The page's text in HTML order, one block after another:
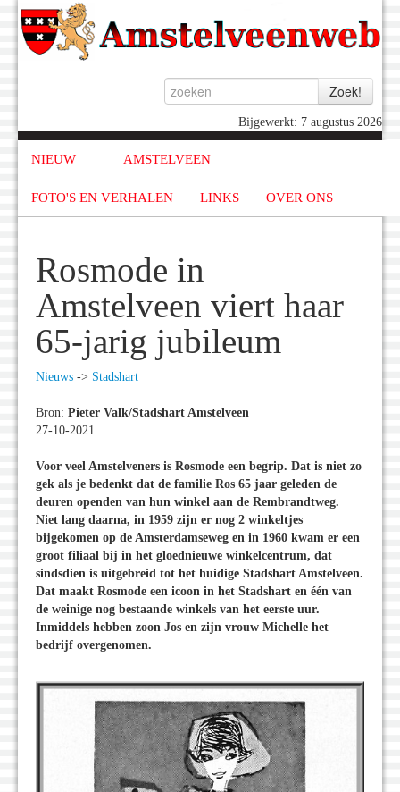
Bijgewerkt: 7 augustus 2026
NIEUW AMSTELVEEN
FOTO'S EN VERHALEN LINKS OVER ONS
Rosmode in
Amstelveen viert haar
65-jarig jubileum
Nieuws -> Stadshart
Bron: Pieter Valk/Stadshart Amstelveen
27-10-2021
Voor veel Amstelveners is Rosmode een begrip. Dat is niet zo
gek als je bedenkt dat de familie Ros 65 jaar geleden de
deuren openden van hun winkel aan de Rembrandtweg.
Niet lang daarna, in 1959 zijn er nog 2 winkeltjes
bijgekomen op de Amsterdamseweg en in 1960 kwam er een
groot filiaal bij in het gloednieuwe winkelcentrum, dat
sindsdien is uitgebreid tot het huidige Stadshart Amstelveen.
Dat maakt Rosmode een icoon in het Stadshart en één van
de weinige nog bestaande winkels van het eerste uur.
Inmiddels hebben zoon Jos en zijn vrouw Michelle het
bedrijf overgenomen.